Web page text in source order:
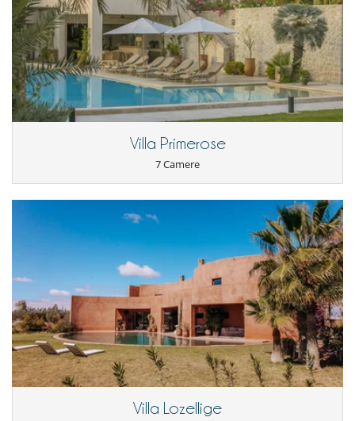
Villa Primerose
7 Camere
Villa Lozellige